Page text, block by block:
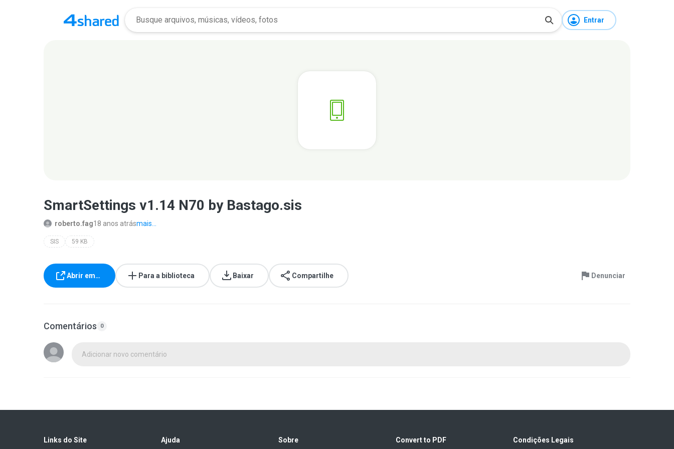
Entrar
SmartSettings v1.14 N70 by Bastago.sis
roberto.fag18 anos atrásmais...
SIS 59 KB
Abrir em… Para a biblioteca Baixar Compartilhe Denunciar
Comentários 0
Adicionar novo comentário
Links do Site Ajuda Sobre Convert to PDF Condições Legais